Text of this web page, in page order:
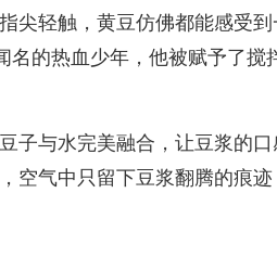
尖轻触，黄豆仿佛都能感受
的热血少年，他被赋予了搅
子与水完美融合，让豆浆的
空气中只留下豆浆翻腾的痕